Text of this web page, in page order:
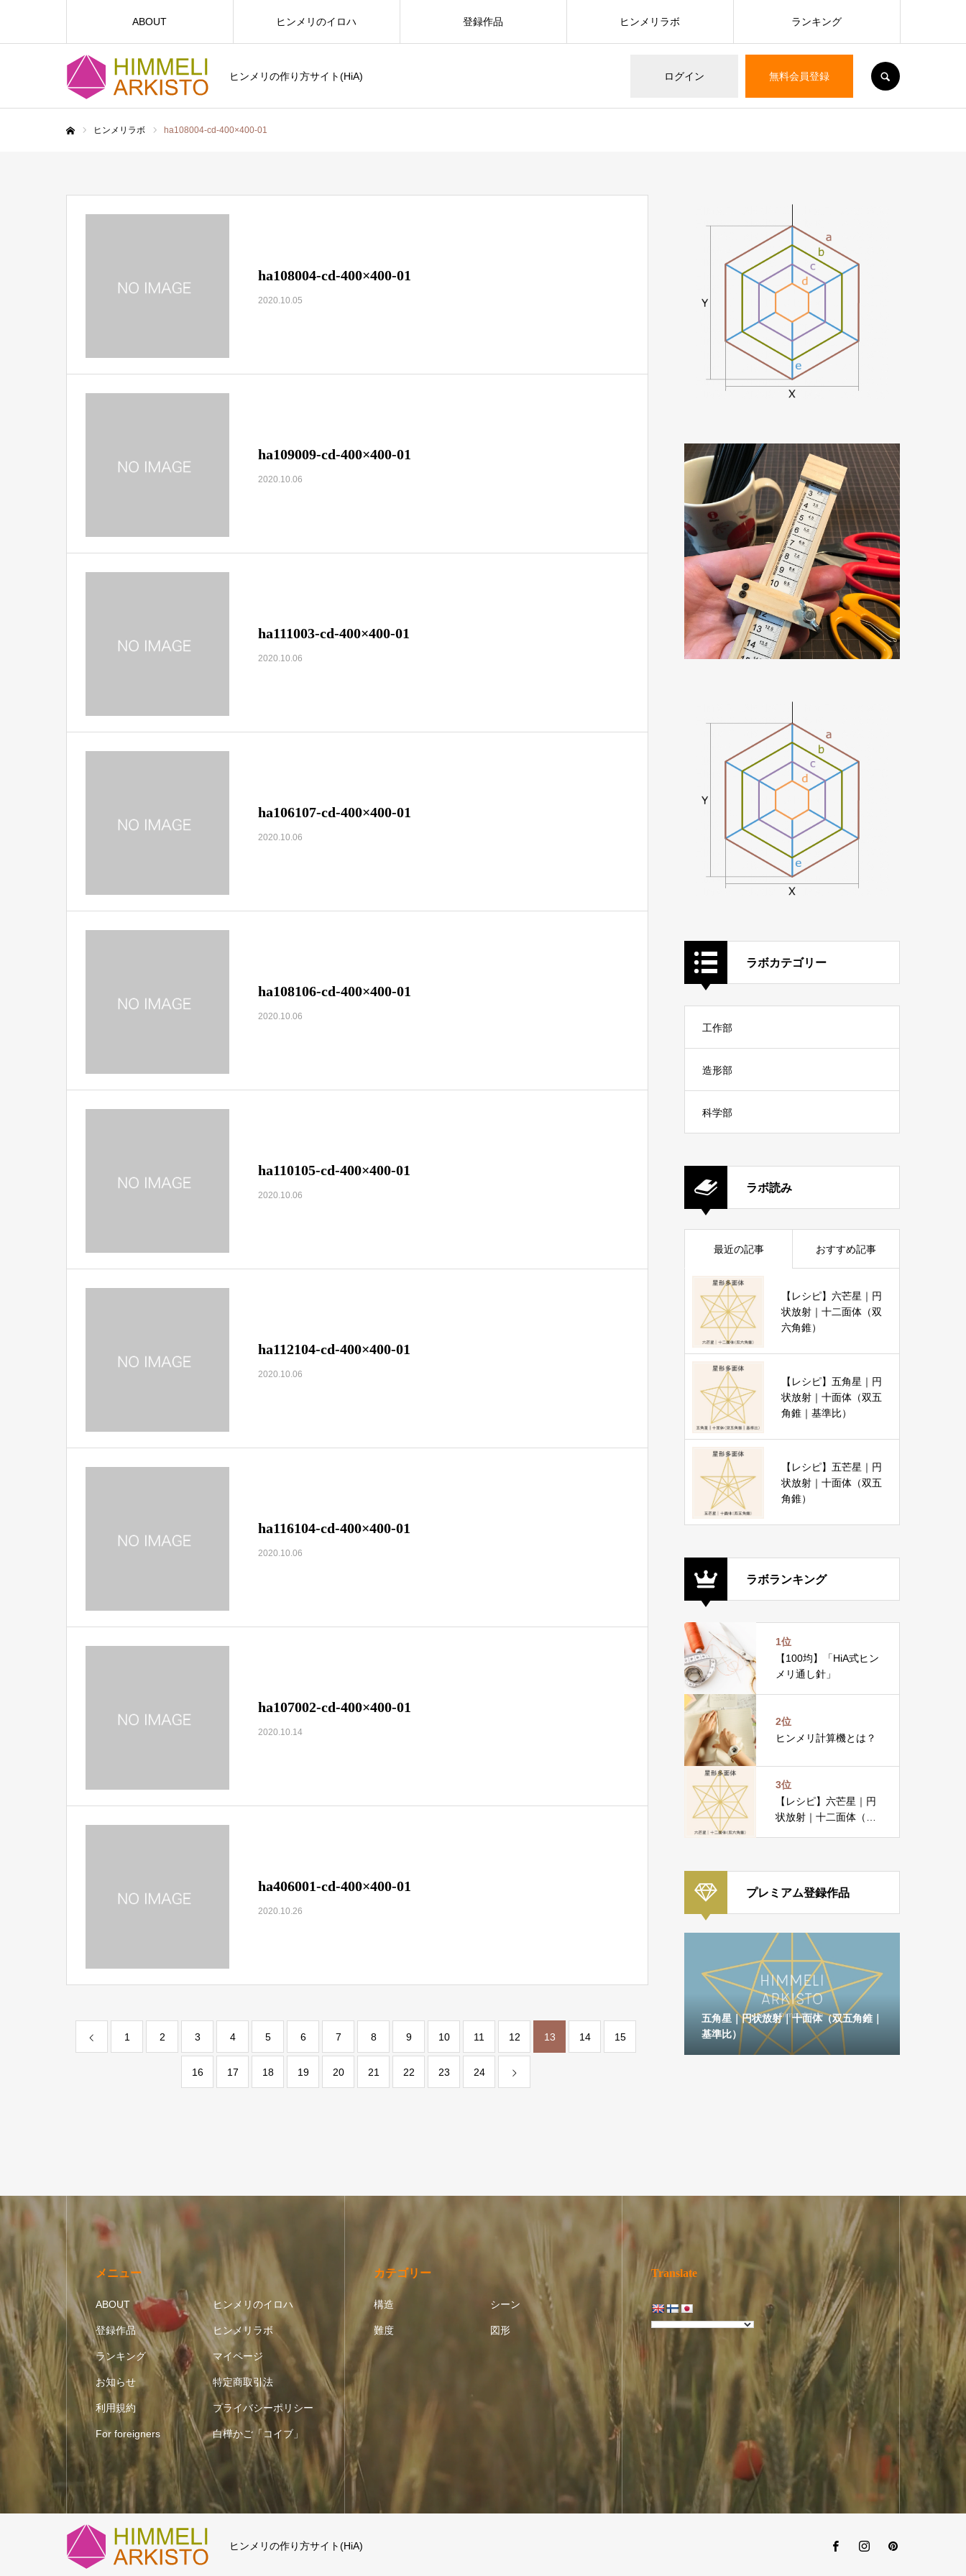
ヒンメリの作り方サイト(HiA) ログイン 無料会員登録
ABOUT ヒンメリのイロハ 登録作品 ヒンメリラボ ランキング
ヒンメリラボ ha108004-cd-400×400-01
ha108004-cd-400×400-01
2020.10.05
ha109009-cd-400×400-01
2020.10.06
ha111003-cd-400×400-01
2020.10.06
ha106107-cd-400×400-01
2020.10.06
ha108106-cd-400×400-01
2020.10.06
ha110105-cd-400×400-01
2020.10.06
ha112104-cd-400×400-01
2020.10.06
ha116104-cd-400×400-01
2020.10.06
ha107002-cd-400×400-01
2020.10.14
ha406001-cd-400×400-01
2020.10.26
1 2 3 4 5 6 7 8 9 10 11 12 13 14 15
16 17 18 19 20 21 22 23 24
ラボカテゴリー
工作部
造形部
科学部
ラボ読み
最近の記事 おすすめ記事
【レシピ】六芒星｜円
状放射｜十二面体（双
六角錐）
【レシピ】五角星｜円
状放射｜十面体（双五
角錐｜基準比）
【レシピ】五芒星｜円
状放射｜十面体（双五
角錐）
ラボランキング
1位
【100均】「HiA式ヒン
メリ通し針」
2位
ヒンメリ計算機とは？
3位
【レシピ】六芒星｜円
状放射｜十二面体（双
プレミアム登録作品
五芒星｜円状放射｜十面体（双五角錐）
六芒星｜円状放射｜十二面体（双六角
五角星｜円状放射｜十面体（双五角錐｜
基準比）
メニュー
ABOUT ヒンメリのイロハ
登録作品 ヒンメリラボ
ランキング マイページ
お知らせ 特定商取引法
利用規約 プライバシーポリシー
For foreigners 白樺かご「コイブ」
カテゴリー
構造 シーン
難度 図形
Translate
ヒンメリの作り方サイト(HiA)